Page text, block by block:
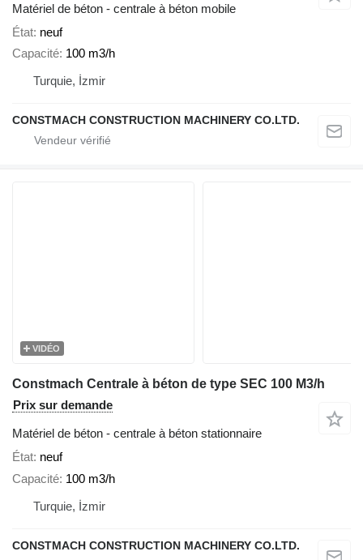
Matériel de béton - centrale à béton mobile
État neuf
Capacité 100 m3/h
Turquie, İzmir
CONSTMACH CONSTRUCTION MACHINERY CO.LTD.
VIDÉO
Constmach Centrale à béton de type SEC 100 M3/h
Prix sur demande
Matériel de béton - centrale à béton stationnaire
État neuf
Capacité 100 m3/h
Turquie, İzmir
CONSTMACH CONSTRUCTION MACHINERY CO.LTD.